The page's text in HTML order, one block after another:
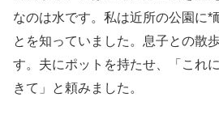
なのは水です。私は近所の公園に*
とを知っていました。息子との散
す。夫にポットを持たせ、「これ
きて」と頼みました。